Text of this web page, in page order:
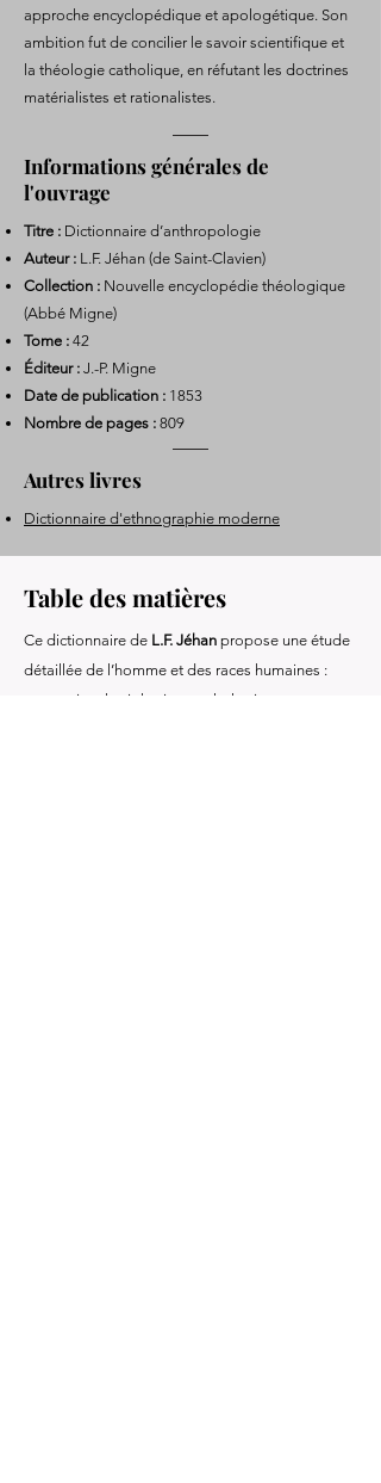
approche encyclopédique et apologétique. Son
ambition fut de concilier le savoir scientifique et
la théologie catholique, en réfutant les doctrines
matérialistes et rationalistes.
Informations générales de
l'ouvrage
Titre : Dictionnaire d’anthropologie
Auteur : L.F. Jéhan (de Saint-Clavien)
Collection : Nouvelle encyclopédie théologique
(Abbé Migne)
Tome : 42
Éditeur : J.-P. Migne
Date de publication : 1853
Nombre de pages : 809
Autres livres
Dictionnaire d'ethnographie moderne
Table des matières
Ce dictionnaire de L.F. Jéhan propose une étude
détaillée de l’homme et des races humaines :
anatomie, physiologie, psychologie et